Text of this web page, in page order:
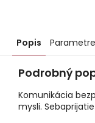
Popis Parametre
Podrobný
Komunikácia
mysli.